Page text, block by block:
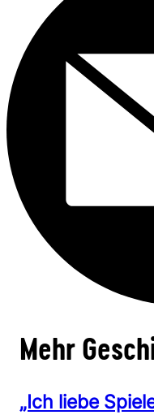
Mehr
„Ich liebe